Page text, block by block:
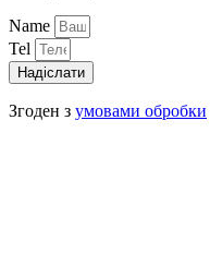
Name
Tel
Надіслати
Згоден з умовами обробки